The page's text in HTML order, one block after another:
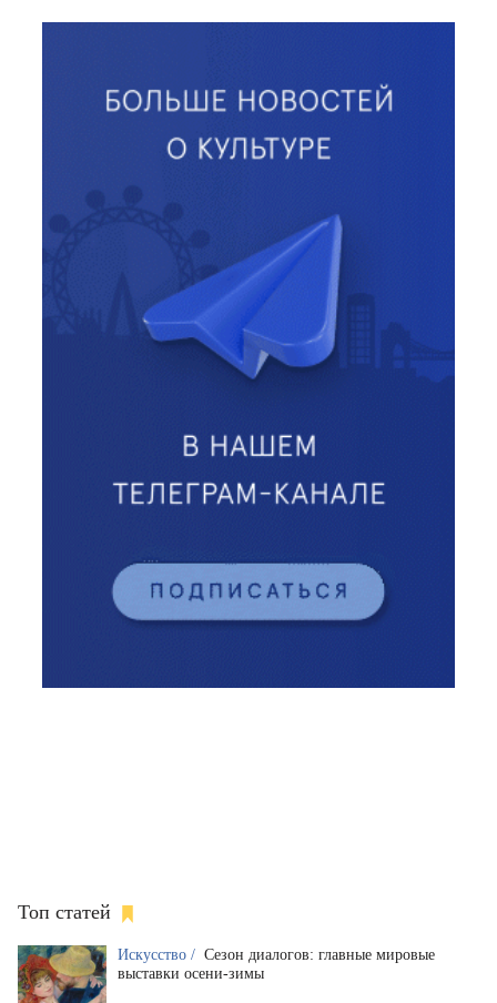
Топ статей
Искусство / Сезон диалогов: главные мировые
выставки осени-зимы